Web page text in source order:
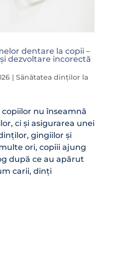
dentare la copii –
dezvoltare incorectă
| Sănătatea dinților la
nu înseamnă
ci și asigurarea unei
gingiilor și
ori, copiii ajung
după ce au apărut
carii, dinți